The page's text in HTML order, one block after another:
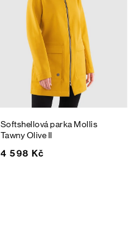
Softshellová parka Mollis
Tawny Olive II
4 598 Kč